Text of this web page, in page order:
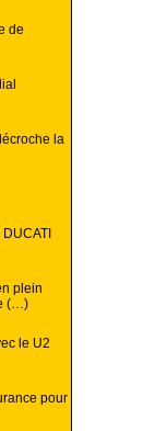
de
la
plein
(…)
le U2
pour